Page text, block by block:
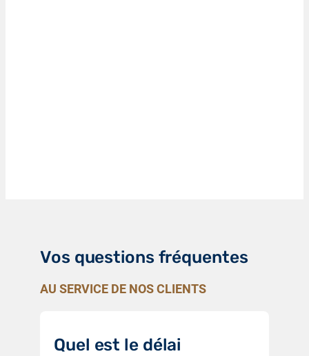
Vos questions fréquentes
AU SERVICE DE NOS CLIENTS
Quel est le délai